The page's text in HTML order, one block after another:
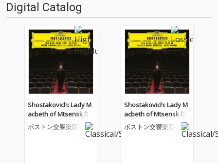
Digital Catalog
Shostakovich: Lady M
acbeth of Mtsensk Dis
trict, Op. 29, Act I Scen
e 1: Interlude
ボストン交響楽団
Shostakovich: Lady M
acbeth of Mtsensk Dis
trict, Op. 29, Act I Scen
e 1: Interlude
ボストン交響楽団